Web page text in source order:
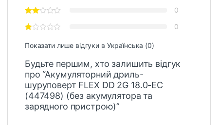
0
0
Показати лише відгуки в Українська (0)
Будьте першим, хто залишить відгук
про “Акумуляторний дриль-
шуруповерт FLEX DD 2G 18.0-EC
(447498) (без акумулятора та
зарядного пристрою)”